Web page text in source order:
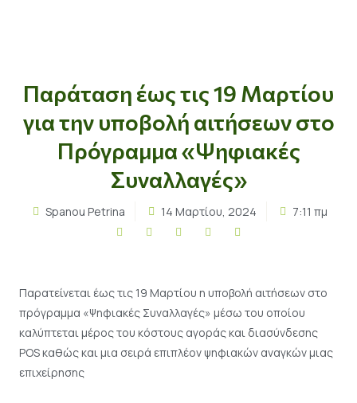
Παράταση έως τις 19 Μαρτίου
για την υποβολή αιτήσεων στο
Πρόγραμμα «Ψηφιακές
Συναλλαγές»
Spanou Petrina 14 Μαρτίου, 2024 7:11 πμ
Παρατείνεται έως τις 19 Μαρτίου η υποβολή αιτήσεων στο
πρόγραμμα «Ψηφιακές Συναλλαγές» μέσω του οποίου
καλύπτεται μέρος του κόστους αγοράς και διασύνδεσης
POS καθώς και μια σειρά επιπλέον ψηφιακών αναγκών μιας
επιχείρησης